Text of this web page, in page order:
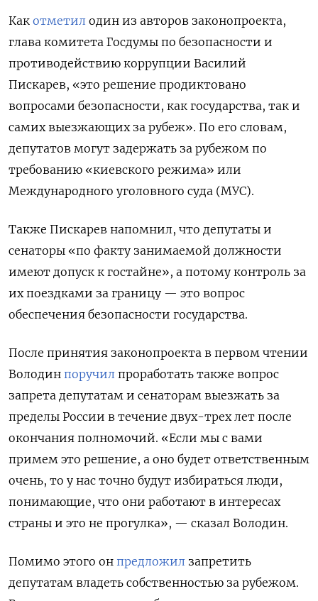
Как отметил один из авторов законопроекта,
глава комитета Госдумы по безопасности и
противодействию коррупции Василий
Пискарев, «это решение продиктовано
вопросами безопасности, как государства, так и
самих выезжающих за рубеж». По его словам,
депутатов могут задержать за рубежом по
требованию «киевского режима» или
Международного уголовного суда (МУС).
Также Пискарев напомнил, что депутаты и
сенаторы «по факту занимаемой должности
имеют допуск к гостайне», а потому контроль за
их поездками за границу — это вопрос
обеспечения безопасности государства.
После принятия законопроекта в первом чтении
Володин поручил проработать также вопрос
запрета депутатам и сенаторам выезжать за
пределы России в течение двух-трех лет после
окончания полномочий. «Если мы с вами
примем это решение, а оно будет ответственным
очень, то у нас точно будут избираться люди,
понимающие, что они работают в интересах
страны и это не прогулка», — сказал Володин.
Помимо этого он предложил запретить
депутатам владеть собственностью за рубежом.